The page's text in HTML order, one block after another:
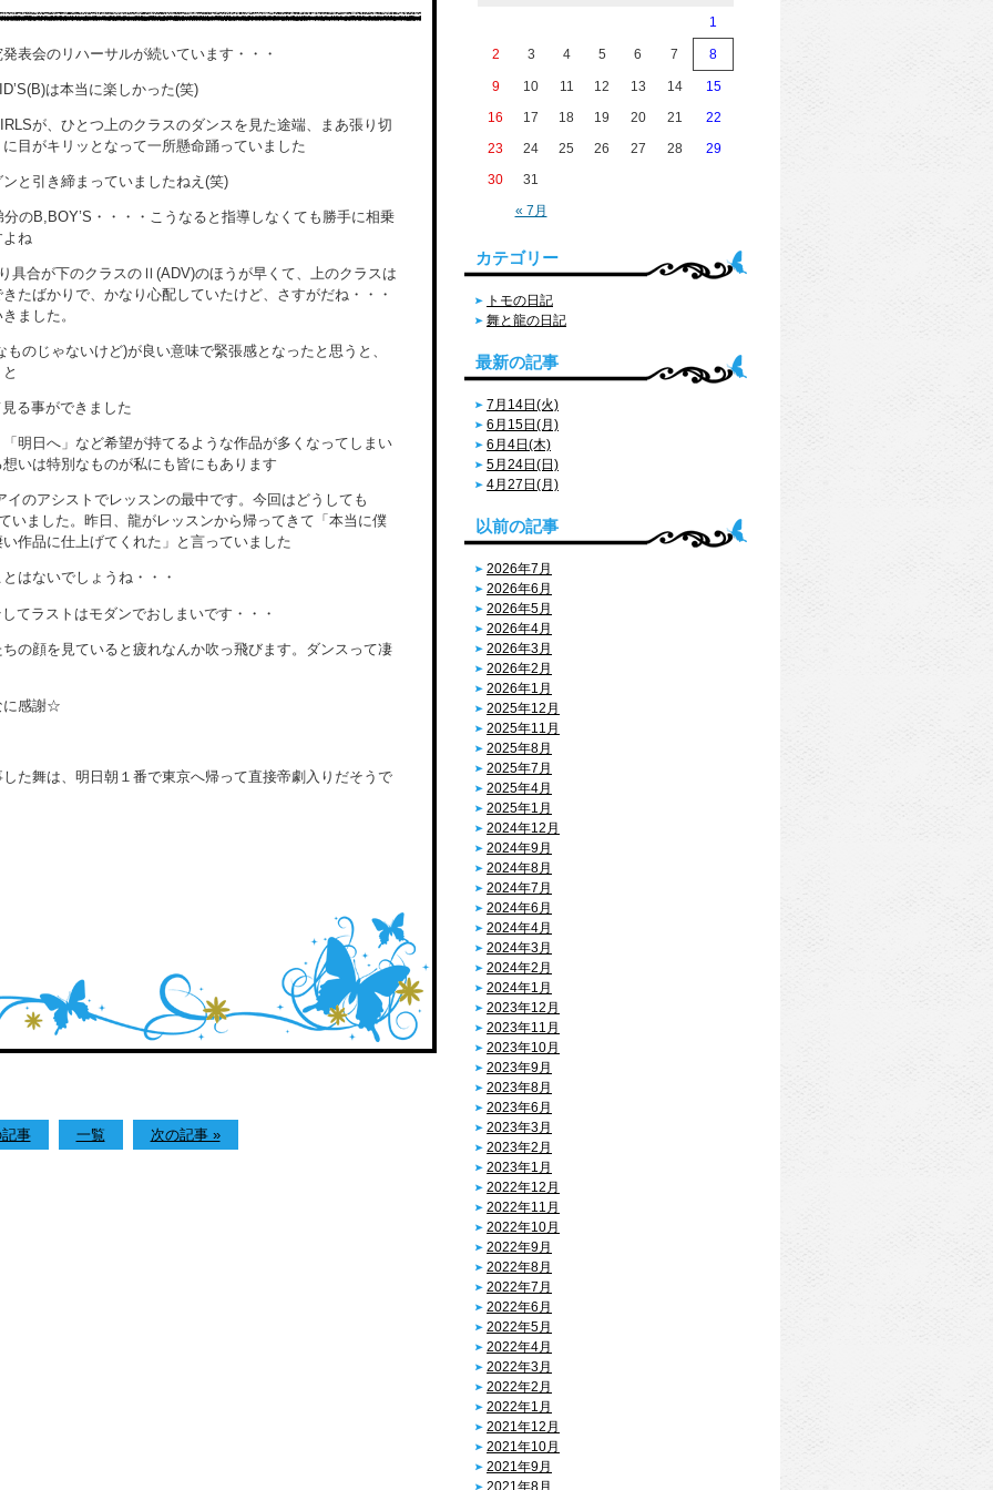
表会のリハーサルが続いています・・・
は本当に楽しかった(笑)
が、ひとつ上のクラスのダンスを見た途端、まあ張り切
目がキリッとなって一所懸命踊っていました
と引き締まっていましたねえ(笑)
のB,BOY’S・・・・こうなると指導しなくても勝手に相乗
よね
具合が下のクラスのⅡ(ADV)のほうが早くて、上のクラスは
たばかりで、かなり心配していたけど、さすがだね・・・
ました。
のじゃないけど)が良い意味で緊張感となったと思うと、
る事ができました
明日へ」など希望が持てるような作品が多くなってしまい
いは特別なものが私にも皆にもあります
のアシストでレッスンの最中です。今回はどうしても
いました。昨日、龍がレッスンから帰ってきて「本当に僕
作品に仕上げてくれた」と言っていました
はないでしょうね・・・
てラストはモダンでおしまいです・・・
の顔を見ていると疲れなんか吹っ飛びます。ダンスって凄
に感謝☆
た舞は、明日朝１番で東京へ帰って直接帝劇入りだそうで
事 一覧 次の記事 »
« 7月
1
2 3 4 5 6 7 8
9 10 11 12 13 14
15
16
17 18 19 20 21
22
23
24 25 26 27 28
29
30
31
カテゴリー
トモの日記
舞と龍の日記
最新の記事
7月14日(火)
6月15日(月)
6月4日(木)
5月24日(日)
4月27日(月)
以前の記事
2026年7月
2026年6月
2026年5月
2026年4月
2026年3月
2026年2月
2026年1月
2025年12月
2025年11月
2025年8月
2025年7月
2025年4月
2025年1月
2024年12月
2024年9月
2024年8月
2024年7月
2024年6月
2024年4月
2024年3月
2024年2月
2024年1月
2023年12月
2023年11月
2023年10月
2023年9月
2023年8月
2023年6月
2023年3月
2023年2月
2023年1月
2022年12月
2022年11月
2022年10月
2022年9月
2022年8月
2022年7月
2022年6月
2022年5月
2022年4月
2022年3月
2022年2月
2022年1月
2021年12月
2021年10月
2021年9月
2021年8月